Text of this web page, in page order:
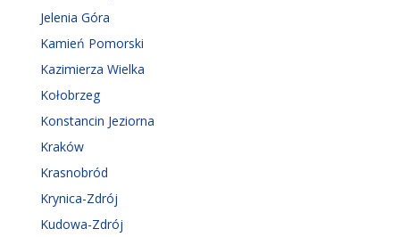
Jelenia Góra
Kamień Pomorski
Kazimierza Wielka
Kołobrzeg
Konstancin Jeziorna
Kraków
Krasnobród
Krynica-Zdrój
Kudowa-Zdrój